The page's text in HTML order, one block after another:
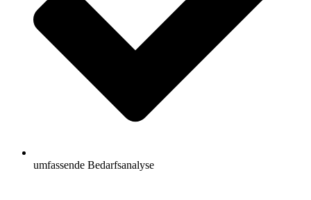
umfassende Bedarfsanalyse